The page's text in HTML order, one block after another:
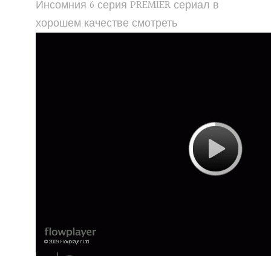
Инсомния 6 серия PREMIER сериал в
хорошем качестве смотреть